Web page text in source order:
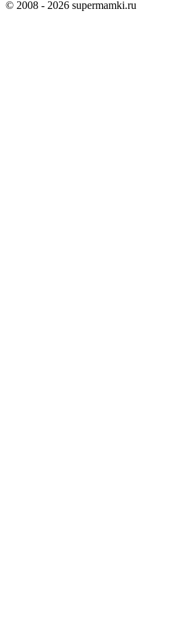
© 2008 - 2026 supermamki.ru